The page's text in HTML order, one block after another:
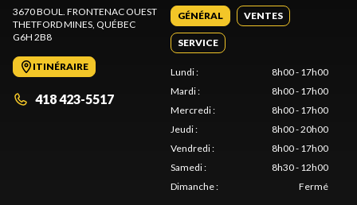
3670 BOUL. FRONTENAC OUEST
THETFORD MINES , QUÉBEC
G6H 2B8
ITINÉRAIRE
418 423-5517
GÉNÉRAL VENTES
SERVICE
Lundi:
8h00 - 17h00
Mardi:
8h00 - 17h00
Mercredi:
8h00 - 17h00
Jeudi:
8h00 - 20h00
Vendredi:
8h00 - 17h00
Samedi:
8h30 - 12h00
Dimanche: Fermé